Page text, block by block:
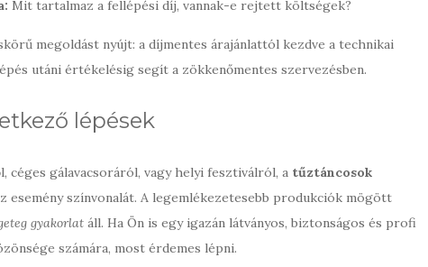
Mit tartalmaz a fellépési díj, vannak-e rejtett költségek?
megoldást nyújt: a díjmentes árajánlattól kezdve a technikai
utáni értékelésig segít a zökkenőmentes szervezésben.
lépések
céges gálavacsoráról, vagy helyi fesztiválról, a tűztáncosok
esemény színvonalát. A legemlékezetesebb produkciók mögött
gyakorlat áll. Ha Ön is egy igazán látványos, biztonságos és profi
számára, most érdemes lépni.